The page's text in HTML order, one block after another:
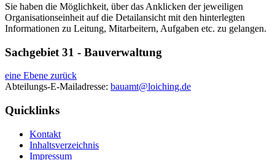
Sie haben die Möglichkeit, über das Anklicken der jeweiligen
Organisationseinheit auf die Detailansicht mit den hinterlegten
Informationen zu Leitung, Mitarbeitern, Aufgaben etc. zu gelangen.
Sachgebiet 31 - Bauverwaltung
eine Ebene zurück
Abteilungs-E-Mailadresse: bauamt@loiching.de
Quicklinks
Kontakt
Inhaltsverzeichnis
Impressum